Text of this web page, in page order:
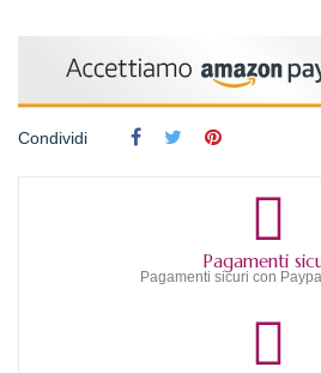
Condividi
Pagamenti
Pagamenti sicuri con